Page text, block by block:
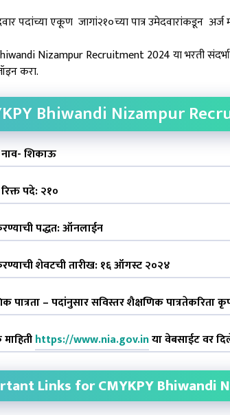
पदांच्या एकूण ‎जागां२१०च्या पात्र उमेदवारांकडून
Nizampur Recruitment 2024 या भरती
करा.
Bhiwandi Nizampur
शिकाऊ
पदे: २१०
पद्धत: ऑनलाईन
शेवटची तारीख: १६ ऑगस्ट २०२४
पात्रता – पदांनुसार सविस्तर शैक्षणिक
https://www.nia.gov.inया वेबसाईट वर
Links for CMYKPY Bhiwandi